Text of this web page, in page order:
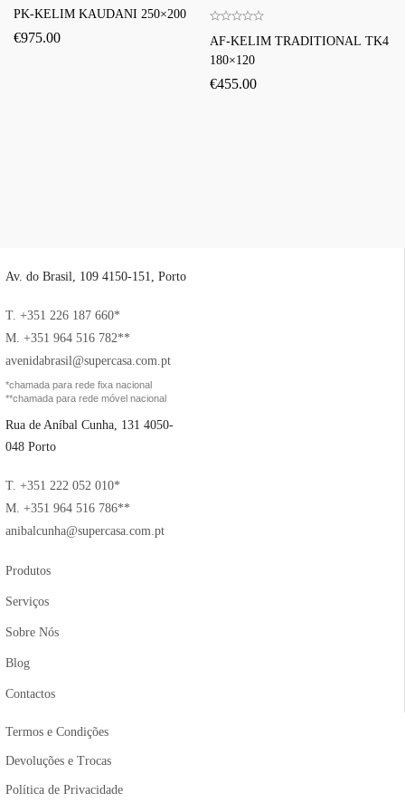
PK-KELIM KAUDANI 250×200
€975.00
AF-KELIM TRADITIONAL TK4
180×120
€455.00
Av. do Brasil, 109 4150-151, Porto
T. +351 226 187 660*
M. +351 964 516 782**
avenidabrasil@supercasa.com.pt
*chamada para rede fixa nacional
**chamada para rede móvel nacional
Rua de Aníbal Cunha, 131 4050-
048 Porto
T. +351 222 052 010*
M. +351 964 516 786**
anibalcunha@supercasa.com.pt
Produtos
Serviços
Sobre Nós
Blog
Contactos
Termos e Condições
Devoluções e Trocas
Política de Privacidade